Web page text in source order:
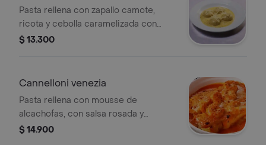
Pasta rellena con zapallo camote,
ricota y cebolla caramelizada con
salsa burro e salvia (mantequilla, salvia
$ 13.300
Cannelloni venezia
Pasta rellena con mousse de
alcachofas, con salsa rosada y
camarones
$ 14.900